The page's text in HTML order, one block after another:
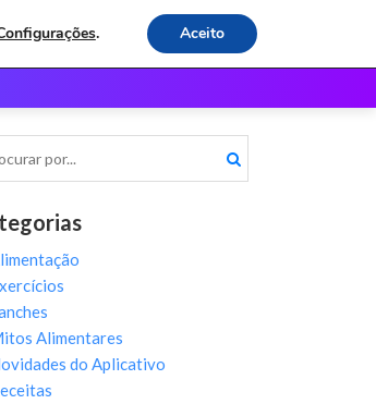
Contato
Alimentares
do Aplicativo
. Aceito